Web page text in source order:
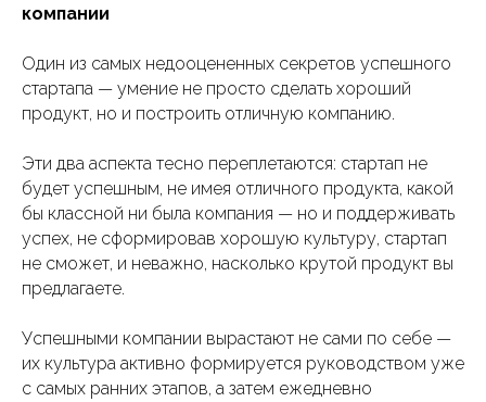
компании
Один из самых недооцененных секретов успешного
стартапа — умение не просто сделать хороший
продукт, но и построить отличную компанию.
Эти два аспекта тесно переплетаются: стартап не
будет успешным, не имея отличного продукта, какой
бы классной ни была компания — но и поддерживать
успех, не сформировав хорошую культуру, стартап
не сможет, и неважно, насколько крутой продукт вы
предлагаете.
Успешными компании вырастают не сами по себе —
их культура активно формируется руководством уже
с самых ранних этапов, а затем ежедневно